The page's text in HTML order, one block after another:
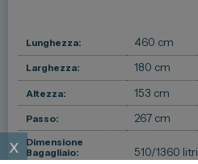
Lunghezza: 460 cm
Larghezza: 180 cm
Altezza: 153 cm
Passo: 267 cm
Dimensione
Bagagliaio:
510/1360 litri
x